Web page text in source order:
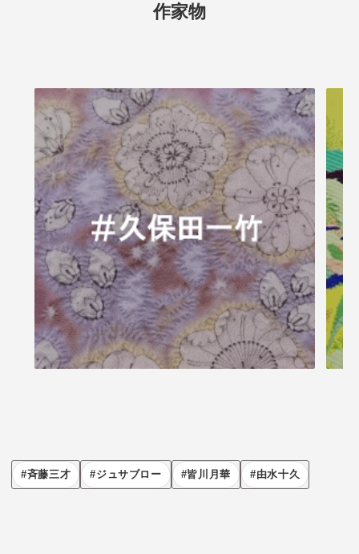
作家物
斉藤三才 ジュサブロー 皆川月華 由水十久